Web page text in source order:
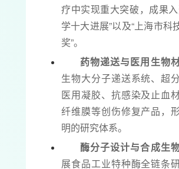
疗中实现重大突破，成果
学十大进展”以及“上海市科
奖”。
药物递送与医用生物材
生物大分子递送系统、超分
医用凝胶、抗感染及止血
纤维膜等创伤修复产品，
明的研究体系。
酶分子设计与合成生物
展食品工业特种酶全链条